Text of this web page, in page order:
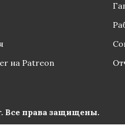
на Patreon
Все права защищены.